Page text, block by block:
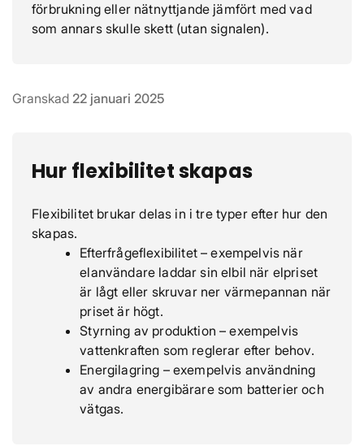
förbrukning eller nätnyttjande jämfört med vad
som annars skulle skett (utan signalen).
Granskad 22 januari 2025
Hur flexibilitet skapas
Flexibilitet brukar delas in i tre typer efter hur den
skapas.
Efterfrågeflexibilitet – exempelvis när
elanvändare laddar sin elbil när elpriset
är lågt eller skruvar ner värmepannan när
priset är högt.
Styrning av produktion – exempelvis
vattenkraften som reglerar efter behov.
Energilagring – exempelvis användning
av andra energibärare som batterier och
vätgas.